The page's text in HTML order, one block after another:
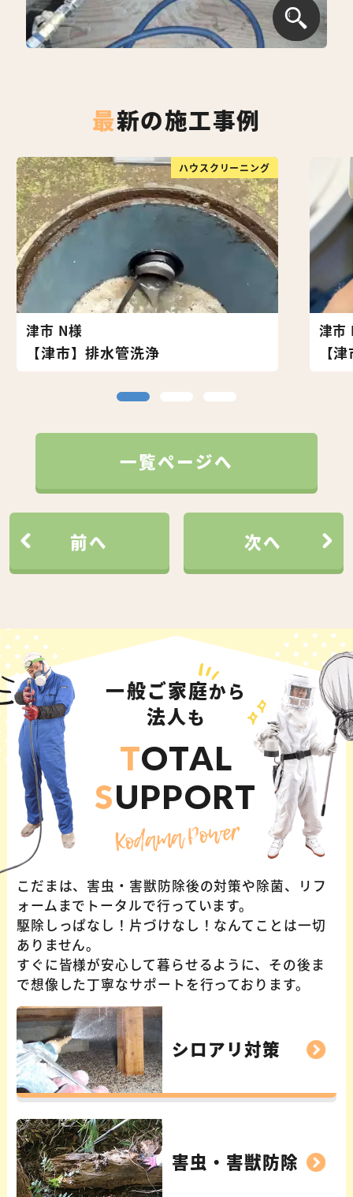
最新の施工事例
ハウスクリーニング
津市 N様
【津市】排水管洗浄
津市
【
前へ
一覧ページへ
次へ
一般ご家庭から
法人も
TOTAL
SUPPORT
Kodama Power
こだまは、害虫・害獣防除後の対策や除菌、リフ
ォームまでトータルで行っています。
駆除しっぱなし！片づけなし！なんてことは一切
ありません。
すぐに皆様が安心して暮らせるように、その後ま
で想像した丁寧なサポートを行っております。
シロアリ対策
害虫・害獣防除